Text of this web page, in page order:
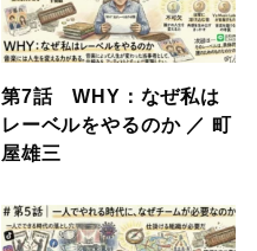
第7話 WHY：なぜ私は
レーベルをやるのか ／ 町
屋雄三